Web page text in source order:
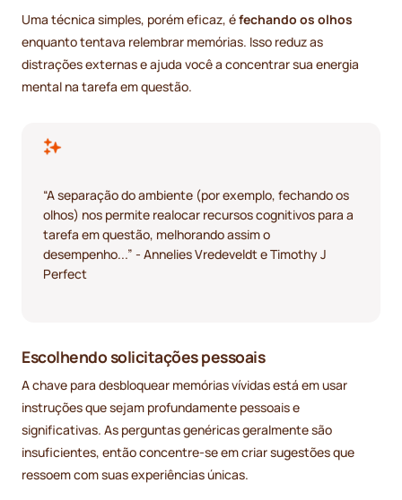
Uma técnica simples, porém eficaz, éfechando os olhos
enquanto tentava relembrar memórias. Isso reduz as
distrações externas e ajuda você a concentrar sua energia
mental na tarefa em questão.
“A separação do ambiente (por exemplo, fechando os
olhos) nos permite realocar recursos cognitivos para a
tarefa em questão, melhorando assim o
desempenho...” - Annelies Vredeveldt e Timothy J
Perfect
Escolhendo solicitações pessoais
A chave para desbloquear memórias vívidas está em usar
instruções que sejam profundamente pessoais e
significativas. As perguntas genéricas geralmente são
insuficientes, então concentre-se em criar sugestões que
ressoem com suas experiências únicas.